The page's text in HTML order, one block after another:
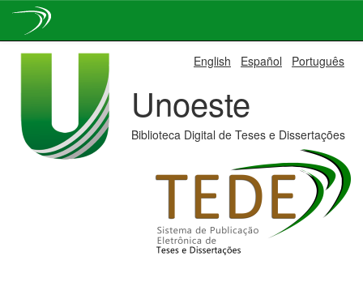
English Español Português
Unoeste
Biblioteca Digital de Teses e Dissertações